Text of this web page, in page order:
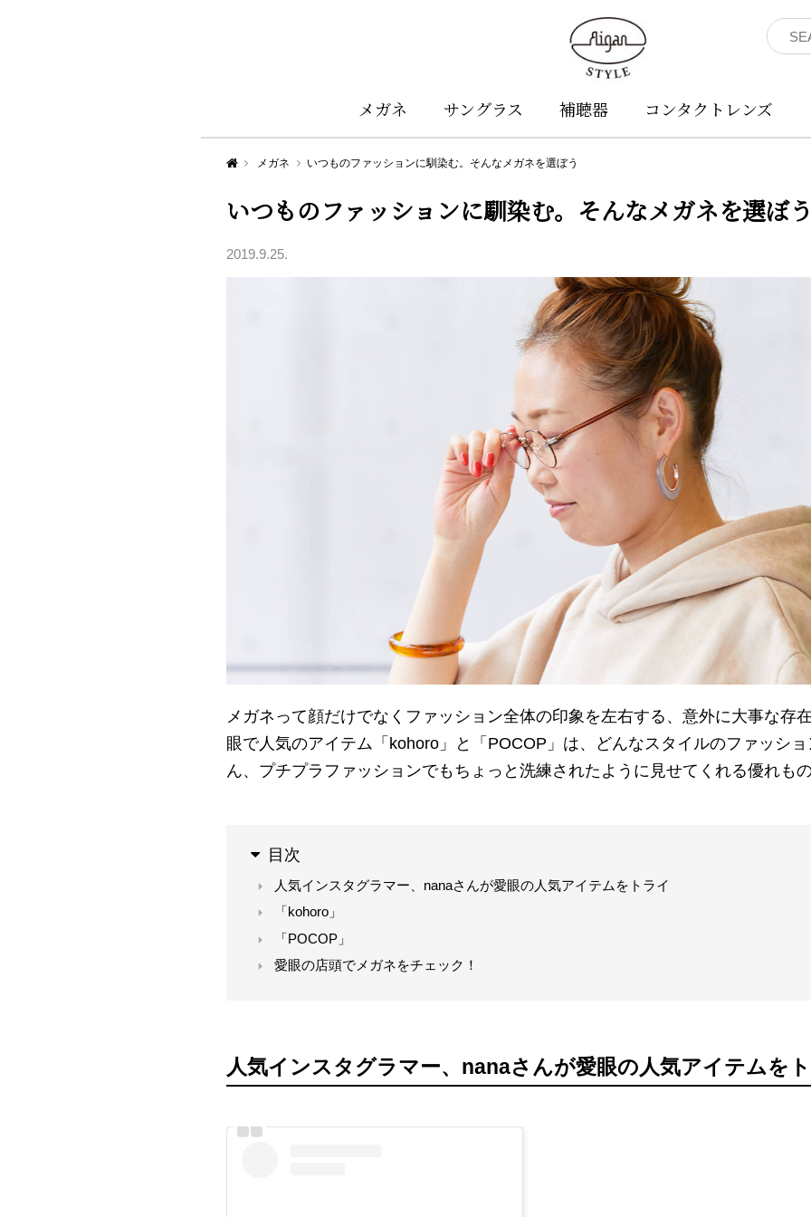
メガネ サングラス 補聴器 コンタクトレンズ
Aigan STYLE（メガネ・めがね）
メガネ いつものファッションに馴染む。そんなメガネを選ぼう
いつものファッションに馴染む。そんなメガネを選ぼ
2019.9.25.
メガネって顔だけでなくファッション全体の印象を左右する、意外に大事な存
眼で人気のアイテム「kohoro」と「POCOP」は、どんなスタイルのファッシ
ん、プチプラファッションでもちょっと洗練されたように見せてくれる優れも
目次
人気インスタグラマー、nanaさんが愛眼の人気アイテムをトライ
「kohoro」
「POCOP」
愛眼の店頭でメガネをチェック！
人気インスタグラマー、nanaさんが愛眼の人気アイテムを